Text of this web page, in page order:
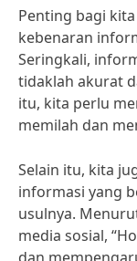
Penting bagi
kebenaran
Seringkali,
tidaklah akurat
itu, kita perlu
memilah dan
Selain itu, kita
informasi yang
usulnya.
media sosial,